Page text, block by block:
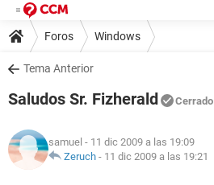
Foros Windows
Tema Anterior
Saludos Sr. Fizherald Cerrado
samuel - 11 dic 2009 a las 19:09
Zeruch - 11 dic 2009 a las 19:21